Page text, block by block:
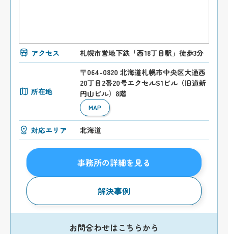
アクセス 札幌市営地下鉄「西18丁目駅」徒歩3分
所在地
〒064-0820 北海道札幌市中央区大通西
20丁目2番20号エクセルS1ビル（旧道新
円山ビル）8階
MAP
対応エリア 北海道
事務所の詳細を見る
解決事例
お問合わせはこちらから